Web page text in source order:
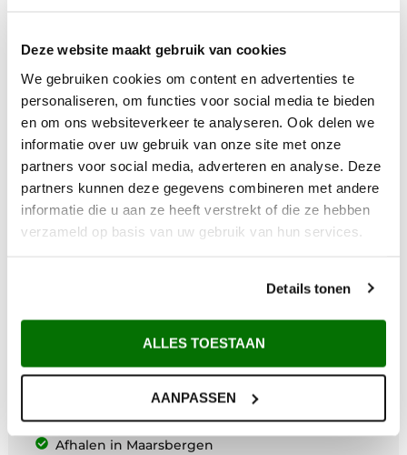
Deze website maakt gebruik van cookies
We gebruiken cookies om content en advertenties te
personaliseren, om functies voor social media te bieden
en om ons websiteverkeer te analyseren. Ook delen we
informatie over uw gebruik van onze site met onze
partners voor social media, adverteren en analyse. Deze
partners kunnen deze gegevens combineren met andere
informatie die u aan ze heeft verstrekt of die ze hebben
verzameld op basis van uw gebruik van hun services.
Details tonen
ALLES TOESTAAN
AANPASSEN
Waarom Metem Zetwerk?
Voor 12:00 uur besteld vandaag verzonden*
Gratis verzending vanaf €200,-
Afhalen in Maarsbergen